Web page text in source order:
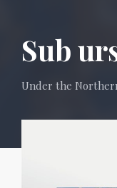
Sub
Under the